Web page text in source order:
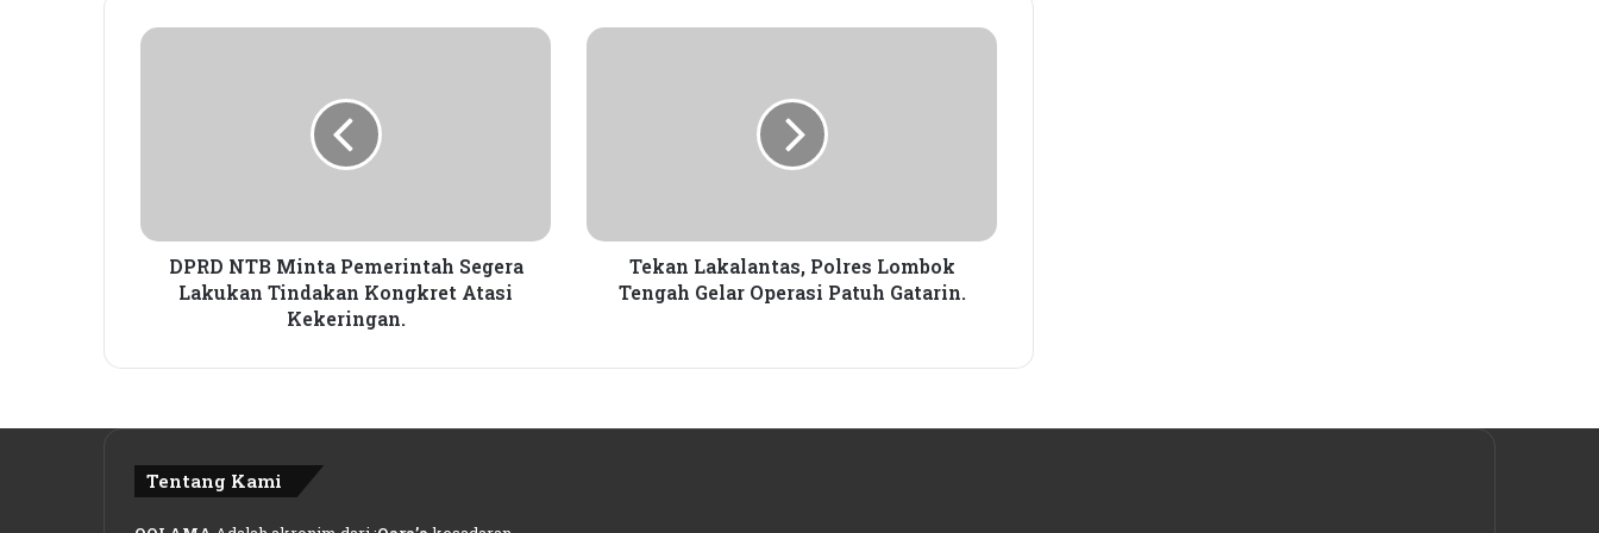
Kamar”
Ajang ATHENA 2026 MAPRESNAS
Seleksi KPID NTB Dimulai: 76
KPK Periksa Sumiatun, Dugaan
Kasus Tambang Emas Sekotong
Rumah Bertingkat Dapat Beras,
DPRD
Atasi
Kekeringan.
DPRD NTB Minta Pemerintah Segera
Lakukan Tindakan Kongkret Atasi
Kekeringan.
Tekan
Gatarin.
Tekan Lakalantas, Polres Lombok
Tengah Gelar Operasi Patuh Gatarin.
Tentang Kami